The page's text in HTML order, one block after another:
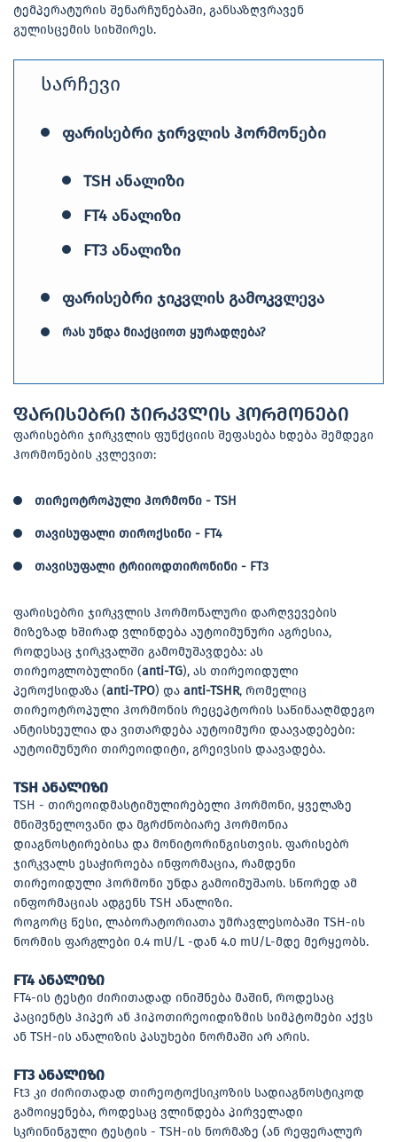
ტემპერატურის შენარჩუნებაში, განსაზღვრავენ
გულისცემის სიხშირეს.
სარჩევი
ფარისებრი ჯირვლის ჰორმონები
TSH ანალიზი
FT4 ანალიზი
FT3 ანალიზი
ფარისებრი ჯიკვლის გამოკვლევა
რას უნდა მიაქციოთ ყურადღება?
ფარისებრი ჯირკვლის ჰორმონები
ფარისებრი ჯირკვლის ფუნქციის შეფასება ხდება შემდეგი
ჰორმონების კვლევით:
თირეოტროპული ჰორმონი - TSH
თავისუფალი თიროქსინი - FT4
თავისუფალი ტრიიოდთირონინი - FT3
ფარისებრი ჯირკვლის ჰორმონალური დარღვევების
მიზეზად ხშირად ვლინდება აუტოიმუნური აგრესია,
როდესაც ჯირკვალში გამომუშავდება: ას
თირეოგლობულინი (anti-TG), ას თირეოიდული
პეროქსიდაზა (anti-TPO) და anti-TSHR, რომელიც
თირეოტროპული ჰორმონის რეცეპტორის საწინააღმდეგო
ანტისხეულია და ვითარდება აუტოიმური დაავადებები:
აუტოიმუნური თირეოიდიტი, გრეივსის დაავადება.
TSH ანალიზი
TSH - თირეოიდმასტიმულირებელი ჰორმონი, ყველაზე
მნიშვნელოვანი და მგრძნობიარე ჰორმონია
დიაგნოსტირებისა და მონიტორინგისთვის. ფარისებრ
ჯირკვალს ესაჭიროება ინფორმაცია, რამდენი
თირეოიდული ჰორმონი უნდა გამოიმუშაოს. სწორედ ამ
ინფორმაციას ადგენს TSH ანალიზი.
როგორც წესი, ლაბორატორიათა უმრავლესობაში TSH-ის
ნორმის ფარგლები 0.4 mU/L -დან 4.0 mU/L-მდე მერყეობს.
FT4 ანალიზი
FT4-ის ტესტი ძირითადად ინიშნება მაშინ, როდესაც
პაციენტს ჰიპერ ან ჰიპოთირეოიდიზმის სიმპტომები აქვს
ან TSH-ის ანალიზის პასუხები ნორმაში არ არის.
FT3 ანალიზი
Ft3 კი ძირითადად თირეოტოქსიკოზის სადიაგნოსტიკოდ
გამოიყენება, როდესაც ვლინდება პირველადი
სკრინინგული ტესტის - TSH-ის ნორმაზე (ან რეფერალურ